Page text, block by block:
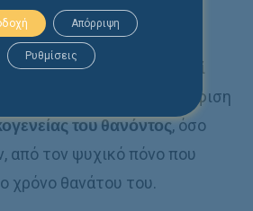
λόγω ηθικής
Η χρηματική
οδύνης αποσκοπεί
και την ψυχική ανακούφιση
του θανόντος, όσο
από τον ψυχικό πόνο που
χρόνο θανάτου του.
Απόρριψη
Ρυθμίσεις